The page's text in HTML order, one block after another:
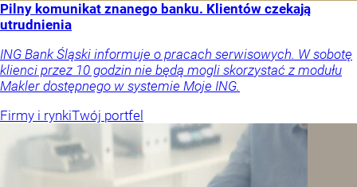
Pilny komunikat znanego banku. Klientów czekają
utrudnienia
ING Bank Śląski informuje o pracach serwisowych. W sobotę
klienci przez 10 godzin nie będą mogli skorzystać z modułu
Makler dostępnego w systemie Moje ING.
Firmy i rynkiTwój portfel